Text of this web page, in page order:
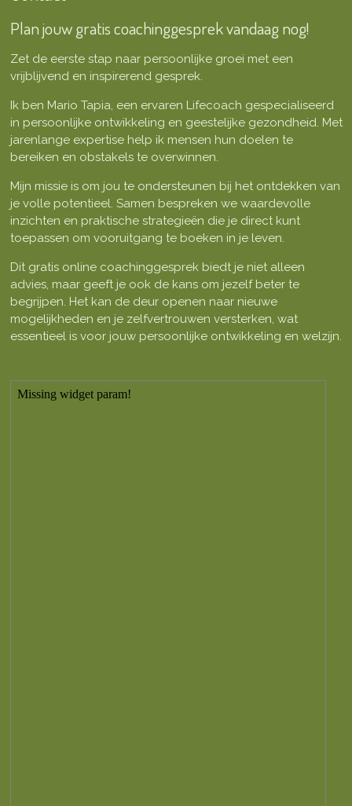
Plan jouw gratis coachinggesprek vandaag nog!
Zet de eerste stap naar persoonlijke groei met een
vrijblijvend en inspirerend gesprek.
Ik ben Mario Tapia, een ervaren Lifecoach gespecialiseerd
in persoonlijke ontwikkeling en geestelijke gezondheid. Met
jarenlange expertise help ik mensen hun doelen te
bereiken en obstakels te overwinnen.
Mijn missie is om jou te ondersteunen bij het ontdekken van
je volle potentieel. Samen bespreken we waardevolle
inzichten en praktische strategieën die je direct kunt
toepassen om vooruitgang te boeken in je leven.
Dit gratis online coachinggesprek biedt je niet alleen
advies, maar geeft je ook de kans om jezelf beter te
begrijpen. Het kan de deur openen naar nieuwe
mogelijkheden en je zelfvertrouwen versterken, wat
essentieel is voor jouw persoonlijke ontwikkeling en welzijn.